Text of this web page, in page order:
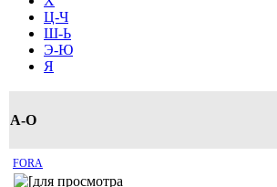
Ц-Ч
Ш-Ь
Э-Ю
Я
A-O
FORA